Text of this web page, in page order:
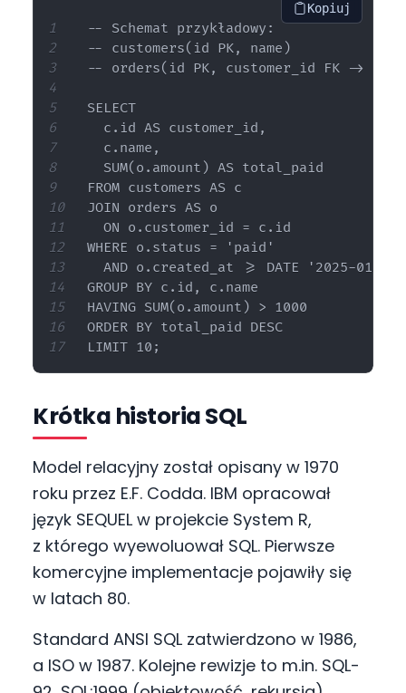
Kopiuj
-- Schemat przykładowy:
-- customers(id PK, name)
-- orders(id PK, customer_id FK ->
SELECT
  c.id AS customer_id,
  c.name,
  SUM(o.amount) AS total_paid
FROM customers AS c
JOIN orders AS o
  ON o.customer_id = c.id
WHERE o.status = 'paid'
  AND o.created_at >= DATE '2025-01-01'
GROUP BY c.id, c.name
HAVING SUM(o.amount) > 1000
ORDER BY total_paid DESC
Krótka historia SQL
Model relacyjny został opisany w 1970
roku przez E.F. Codda. IBM opracował
język SEQUEL w projekcie System R,
z którego wyewoluował SQL. Pierwsze
komercyjne implementacje pojawiły się
w latach 80.
Standard ANSI SQL zatwierdzono w 1986,
a ISO w 1987. Kolejne rewizje to m.in. SQL-